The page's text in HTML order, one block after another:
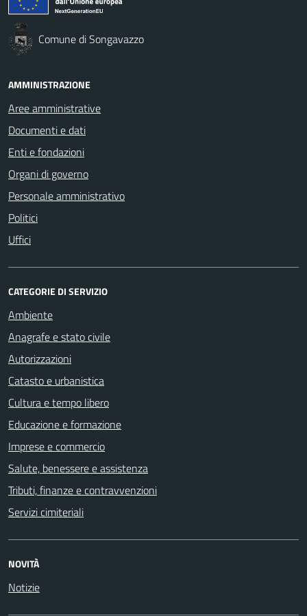
Comune di Songavazzo
AMMINISTRAZIONE
Aree amministrative
Documenti e dati
Enti e fondazioni
Organi di governo
Personale amministrativo
Politici
Uffici
CATEGORIE DI SERVIZIO
Ambiente
Anagrafe e stato civile
Autorizzazioni
Catasto e urbanistica
Cultura e tempo libero
Educazione e formazione
Imprese e commercio
Salute, benessere e assistenza
Tributi, finanze e contravvenzioni
Servizi cimiteriali
NOVITÀ
Notizie